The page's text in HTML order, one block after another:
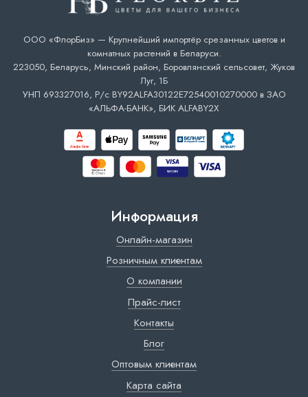
ООО «ФлорБиз» — Крупнейший импортёр срезанных цветов и
комнатных растений в Беларуси.
223050, Беларусь, Минский район, Боровлянский сельсовет, Жуков
Луг, 1Б
УНП 693327016, Р/с BY92ALFA30122E72540010270000 в ЗАО
«АЛЬФА-БАНК», БИК ALFABY2X
Информация
Онлайн-магазин
Розничным клиентам
О компании
Прайс-лист
Контакты
Блог
Оптовым клиентам
Карта сайта